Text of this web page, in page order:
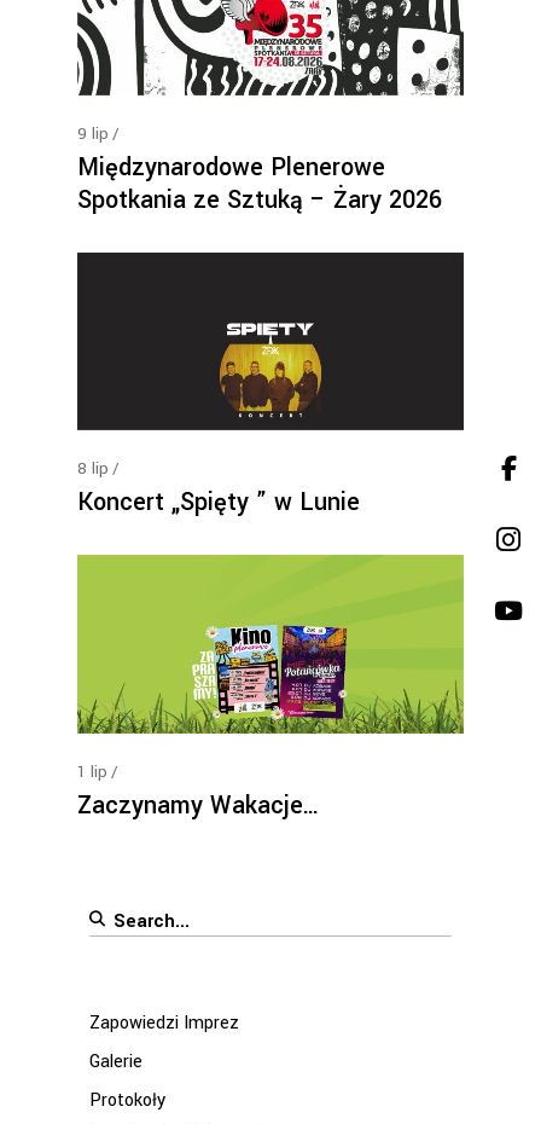
9 lip
Międzynarodowe Plenerowe
Spotkania ze Sztuką – Żary 2026
8 lip
Koncert „Spięty ” w Lunie
1 lip
Zaczynamy Wakacje…
Search
Zapowiedzi Imprez
Galerie
Protokoły